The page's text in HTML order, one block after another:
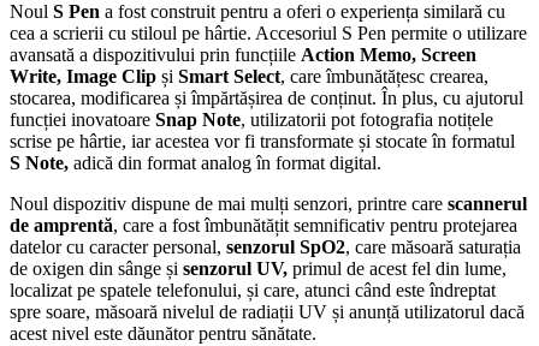
Noul S Pen a fost construit pentru a oferi o experiența similară cu
cea a scrierii cu stiloul pe hârtie. Accesoriul S Pen permite o utilizare
avansată a dispozitivului prin funcțiile Action Memo, Screen
Write, Image Clip și Smart Select, care îmbunătățesc crearea,
stocarea, modificarea și împărtășirea de conținut. În plus, cu ajutorul
funcției inovatoare Snap Note, utilizatorii pot fotografia notițele
scrise pe hârtie, iar acestea vor fi transformate și stocate în formatul
S Note, adică din format analog în format digital.
Noul dispozitiv dispune de mai mulți senzori, printre care scannerul
de amprentă, care a fost îmbunătățit semnificativ pentru protejarea
datelor cu caracter personal, senzorul SpO2, care măsoară saturația
de oxigen din sânge și senzorul UV, primul de acest fel din lume,
localizat pe spatele telefonului, și care, atunci când este îndreptat
spre soare, măsoară nivelul de radiații UV și anunță utilizatorul dacă
acest nivel este dăunător pentru sănătate.